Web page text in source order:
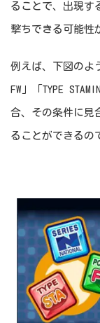
ることで、出現す
撃ちできる可能性
例えば、下図のよ
FW」「TYPE
合、その条件に見
ることができるの